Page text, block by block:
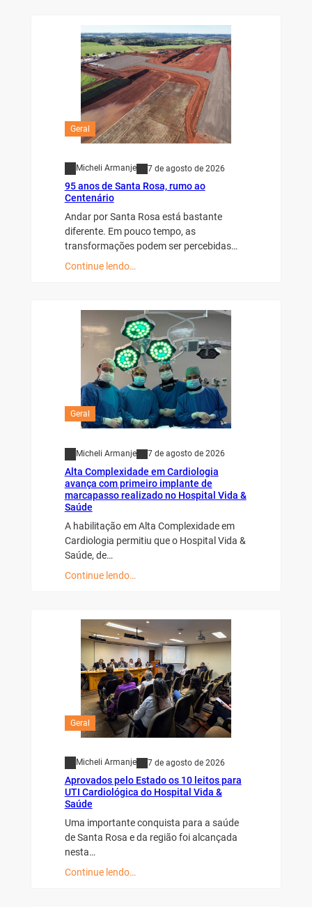
Geral
Micheli Armanje 7 de agosto de 2026
95 anos de Santa Rosa, rumo ao
Centenário
Andar por Santa Rosa está bastante
diferente. Em pouco tempo, as
transformações podem ser percebidas…
Continue lendo…
Geral
Micheli Armanje 7 de agosto de 2026
Alta Complexidade em Cardiologia
avança com primeiro implante de
marcapasso realizado no Hospital Vida &
Saúde
A habilitação em Alta Complexidade em
Cardiologia permitiu que o Hospital Vida &
Saúde, de…
Continue lendo…
Geral
Micheli Armanje 7 de agosto de 2026
Aprovados pelo Estado os 10 leitos para
UTI Cardiológica do Hospital Vida &
Saúde
Uma importante conquista para a saúde
de Santa Rosa e da região foi alcançada
nesta…
Continue lendo…